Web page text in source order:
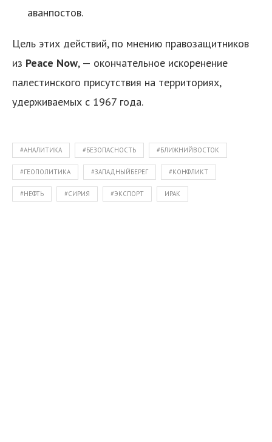
аванпостов.
Цель этих действий, по мнению правозащитников
из Peace Now, — окончательное искоренение
палестинского присутствия на территориях,
удерживаемых с 1967 года.
#АНАЛИТИКА #БЕЗОПАСНОСТЬ #БЛИЖНИЙВОСТОК
#ГЕОПОЛИТИКА #ЗАПАДНЫЙБЕРЕГ #КОНФЛИКТ
#НЕФТЬ #СИРИЯ #ЭКСПОРТ ИРАК